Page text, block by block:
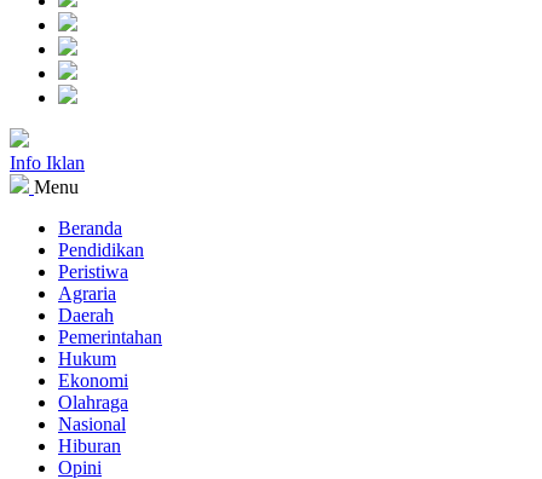
Info Iklan
Menu
Beranda
Pendidikan
Peristiwa
Agraria
Daerah
Pemerintahan
Hukum
Ekonomi
Olahraga
Nasional
Hiburan
Opini